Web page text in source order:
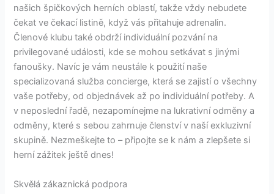
našich špičkových herních oblastí, takže vždy nebudete
čekat ve čekací listině, když vás přitahuje adrenalin.
Členové klubu také obdrží individuální pozvání na
privilegované události, kde se mohou setkávat s jinými
fanoušky. Navíc je vám neustále k použití naše
specializovaná služba concierge, která se zajistí o všechny
vaše potřeby, od objednávek až po individuální potřeby. A
v neposlední řadě, nezapomínejme na lukrativní odměny a
odměny, které s sebou zahrnuje členství v naší exkluzivní
skupině. Nezmeškejte to – připojte se k nám a zlepšete si
herní zážitek ještě dnes!
Skvělá zákaznická podpora